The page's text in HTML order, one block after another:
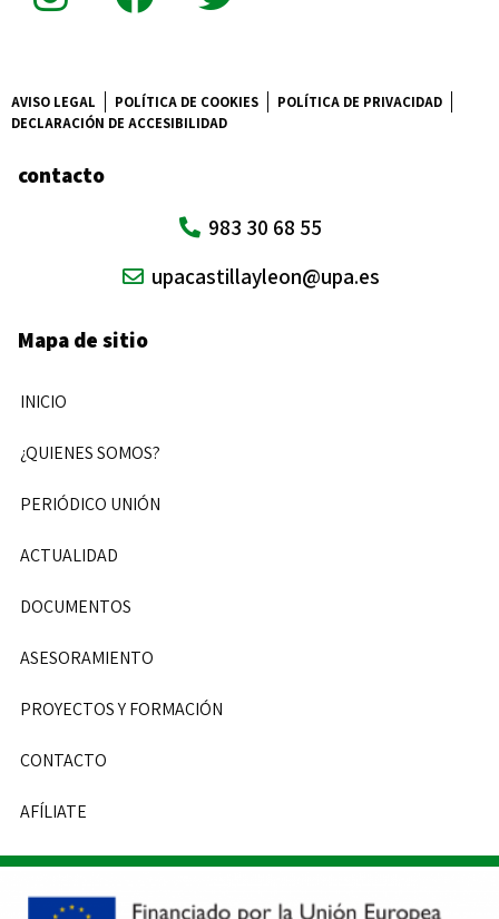
AVISO LEGAL POLÍTICA DE COOKIES
POLÍTICA DE PRIVACIDAD
DECLARACIÓN DE ACCESIBILIDAD
contacto
983 30 68 55
upacastillayleon@upa.es
Mapa de sitio
INICIO
¿QUIENES SOMOS?
PERIÓDICO UNIÓN
ACTUALIDAD
DOCUMENTOS
ASESORAMIENTO
PROYECTOS Y FORMACIÓN
CONTACTO
AFÍLIATE